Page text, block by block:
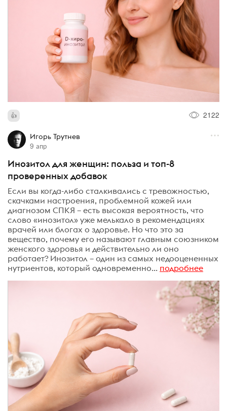
2122
Игорь Трутнев
9 апр
Инозитол для женщин: польза и топ-8
проверенных добавок
Если вы когда-либо сталкивались с тревожностью,
скачками настроения, проблемной кожей или
диагнозом СПКЯ – есть высокая вероятность, что
слово «инозитол» уже мелькало в рекомендациях
врачей или блогах о здоровье. Но что это за
вещество, почему его называют главным союзником
женского здоровья и действительно ли оно
работает? Инозитол – один из самых недооцененных
нутриентов, который одновременно... подробнее